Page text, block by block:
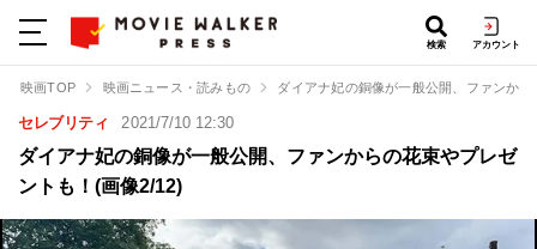
検索 アカウント
映画TOP 映画ニュース・読みもの ダイアナ妃の銅像が一般公開、ファンか
セレブリティ 2021/7/10 12:30
ダイアナ妃の銅像が一般公開、ファンからの花束やプレゼ
ントも！(画像2/12)